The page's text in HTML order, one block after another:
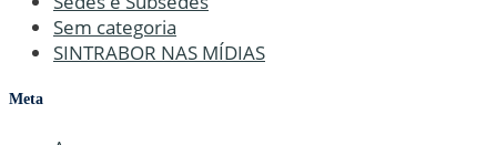
Sem categoria
SINTRABOR NAS MÍDIAS
Meta